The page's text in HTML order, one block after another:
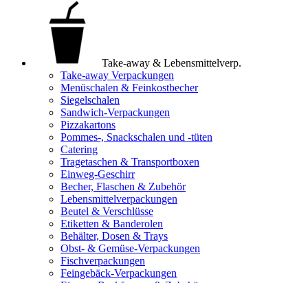
Take-away & Lebensmittelverp.
Take-away Verpackungen
Menüschalen & Feinkostbecher
Siegelschalen
Sandwich-Verpackungen
Pizzakartons
Pommes-, Snackschalen und -tüten
Catering
Tragetaschen & Transportboxen
Einweg-Geschirr
Becher, Flaschen & Zubehör
Lebensmittelverpackungen
Beutel & Verschlüsse
Etiketten & Banderolen
Behälter, Dosen & Trays
Obst- & Gemüse-Verpackungen
Fischverpackungen
Feingebäck-Verpackungen